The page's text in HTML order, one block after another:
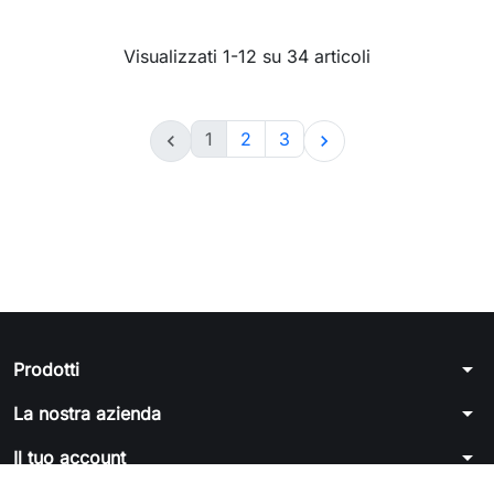
Visualizzati 1-12 su 34 articoli
 1 2 3 
Prodotti arrow_drop_down
La nostra azienda arrow_drop_down
Il tuo account arrow_drop_down